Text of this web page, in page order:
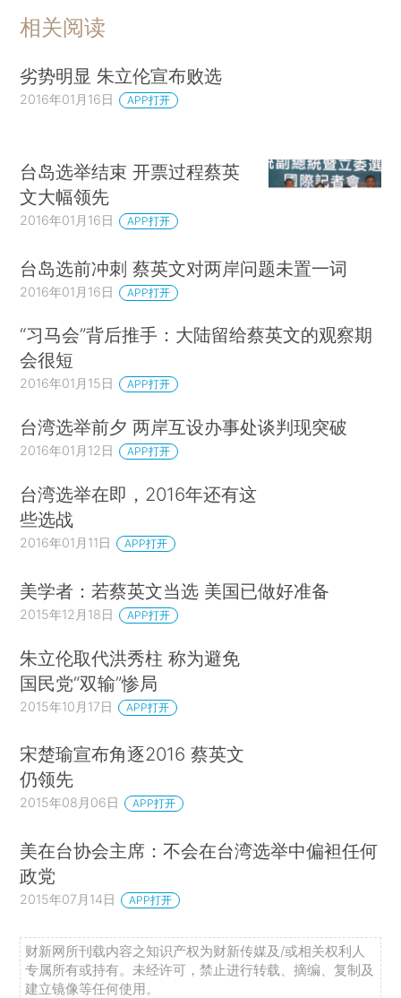
相关阅读
劣势明显 朱立伦宣布败选
2016年01月16日 APP打开
台岛选举结束 开票过程蔡英
文大幅领先
2016年01月16日 APP打开
台岛选前冲刺 蔡英文对两岸问题未置一词
2016年01月16日 APP打开
“习马会”背后推手：大陆留给蔡英文的观察期
会很短
2016年01月15日 APP打开
台湾选举前夕 两岸互设办事处谈判现突破
2016年01月12日 APP打开
台湾选举在即，2016年还有这
些选战
2016年01月11日 APP打开
美学者：若蔡英文当选 美国已做好准备
2015年12月18日 APP打开
朱立伦取代洪秀柱 称为避免
国民党“双输”惨局
2015年10月17日 APP打开
宋楚瑜宣布角逐2016 蔡英文
仍领先
2015年08月06日 APP打开
美在台协会主席：不会在台湾选举中偏袒任何
政党
2015年07月14日 APP打开
财新网所刊载内容之知识产权为财新传媒及/或相关权利人
专属所有或持有。未经许可，禁止进行转载、摘编、复制及
建立镜像等任何使用。